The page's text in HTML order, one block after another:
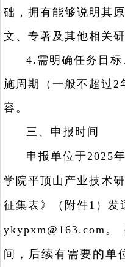
础，拥有能够说明其
文、专著及其他相关研
4.需明确任务目
施周期（一般不超过2
容。
三、申报时间
申报单位于2025
学院平顶山产业技术
征集表》（附件1）发
ykypxm@163.com。
间
，后续有需要的单